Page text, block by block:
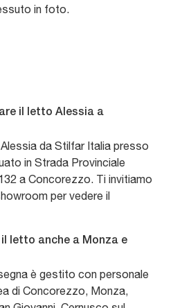
in foto.
il letto Alessia a
da Stilfar Italia presso
in Strada Provinciale
a Concorezzo. Ti invitiamo
per vedere il
il letto anche a Monza e
è gestito con personale
di Concorezzo, Monza,